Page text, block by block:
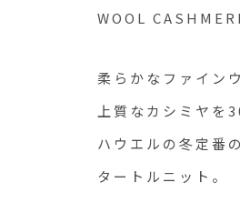
WOOL
柔らかなファイン
上質なカシミヤを
ハウエルの冬定番の
タートルニット。